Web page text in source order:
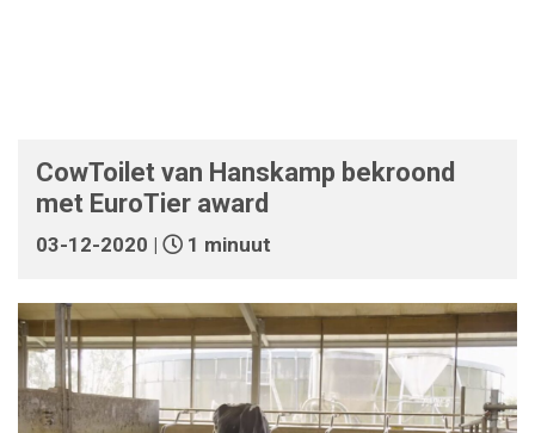
CowToilet van Hanskamp bekroond
met EuroTier award
03-12-2020 | 1 minuut